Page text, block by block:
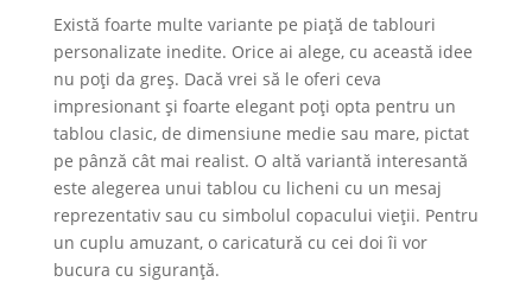
Există foarte multe variante pe piață de tablouri
personalizate inedite. Orice ai alege, cu această idee
nu poți da greș. Dacă vrei să le oferi ceva
impresionant și foarte elegant poți opta pentru un
tablou clasic, de dimensiune medie sau mare, pictat
pe pânză cât mai realist. O altă variantă interesantă
este alegerea unui tablou cu licheni cu un mesaj
reprezentativ sau cu simbolul copacului vieții. Pentru
un cuplu amuzant, o caricatură cu cei doi îi vor
bucura cu siguranță.